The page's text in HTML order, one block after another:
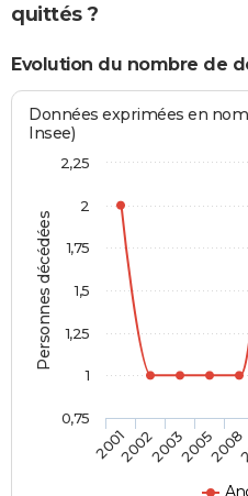
quittés ?
Evolution du nombre de
Personnes décédées
Données exprimées en
Insee)
20012002200320052008
0,75
1
1,25
1,5
1,75
2
2,25